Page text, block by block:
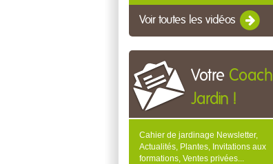
Voir toutes les vidéos
Votre Coach
Jardin !
Cahier de jardinage Newsletter,
Actualités, Plantes, Invitations aux
formations, Ventes privées...